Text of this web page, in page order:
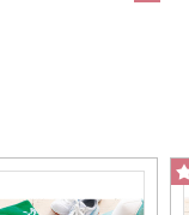
サイズ